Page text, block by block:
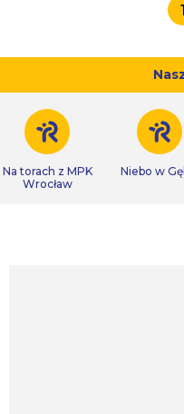
1
Na torach z MPK
Wrocław
Niebo w